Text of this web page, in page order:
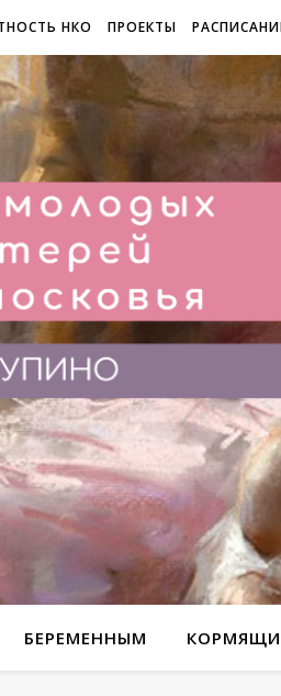
НКО ПРОЕКТЫ
БЕРЕМЕННЫМ